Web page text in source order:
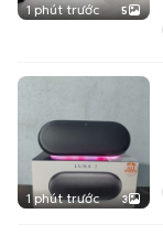
1 phút trước 5
1 phút trước 3